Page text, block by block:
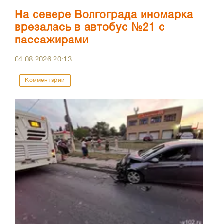
На севере Волгограда иномарка
врезалась в автобус №21 с
пассажирами
04.08.202620:13
Комментарии